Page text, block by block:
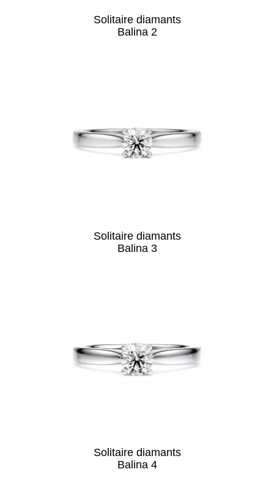
Solitaire diamants
Balina 2
Solitaire diamants
Balina 3
Solitaire diamants
Balina 4